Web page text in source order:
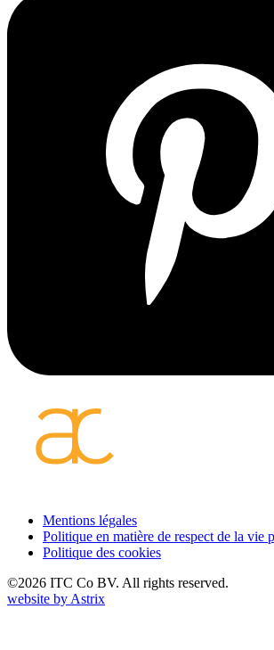
Footer
FR
Mentions légales
Politique en matière de respect de la vie
Politique des cookies
©2026 ITC Co BV. All rights reserved.
website by Astrix